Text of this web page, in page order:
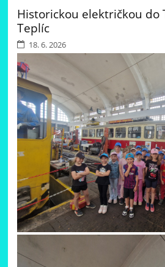
Historickou električkou do
Teplíc
18. 6. 2026